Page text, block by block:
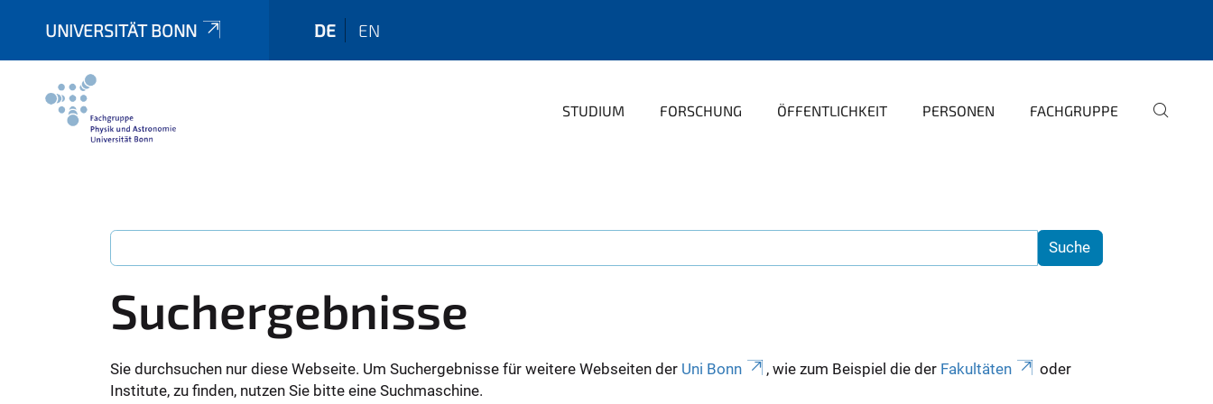
UNIVERSITÄT BONN DE EN
STUDIUM FORSCHUNG ÖFFENTLICHKEIT PERSONEN FACHGRUPPE
Suchergebnisse
Sie durchsuchen nur diese Webseite. Um Suchergebnisse für weitere Webseiten der Uni Bonn , wie zum Beispiel die der Fakultäten
oder
Institute, zu finden, nutzen Sie bitte eine Suchmaschine.